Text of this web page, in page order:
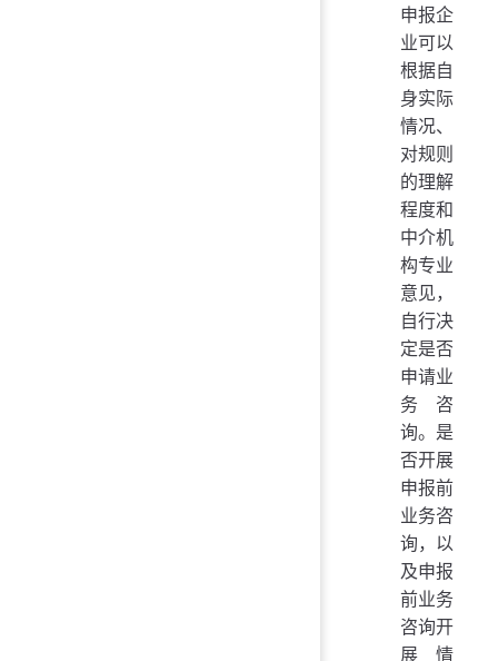
申报企
业可以
根据自
身实际
情况、
对规则
的理解
程度和
中介机
构专业
意见，
自行决
定是否
申请业
务咨
询。是
否开展
申报前
业务咨
询，以
及申报
前业务
咨询开
展情